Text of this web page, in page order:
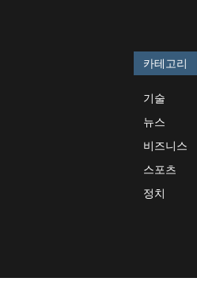
카테고리
기술
뉴스
비즈니스
스포츠
정치